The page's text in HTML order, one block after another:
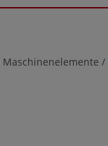
Maschinenelemente